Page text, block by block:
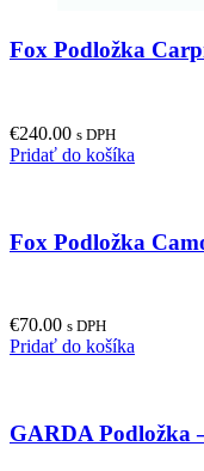
Fox Podložka
€240.00 s DPH
Pridať do košíka
Fox Podložka
€70.00 s DPH
Pridať do košíka
GARDA Podložka